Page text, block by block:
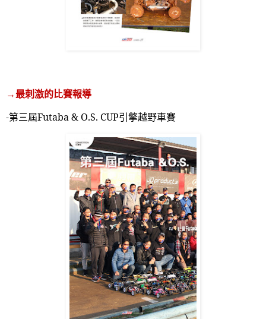
→最刺激的比賽報導
-第三屆Futaba & O.S. CUP引擎越野車賽